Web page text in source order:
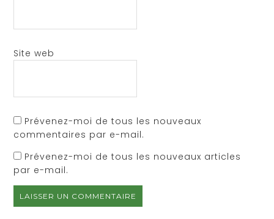
Site web
Prévenez-moi de tous les nouveaux
commentaires par e-mail.
Prévenez-moi de tous les nouveaux articles
par e-mail.